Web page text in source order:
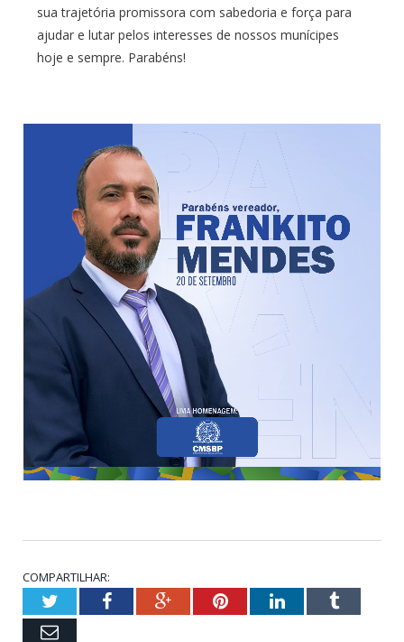
sua trajetória promissora com sabedoria e força para
ajudar e lutar pelos interesses de nossos munícipes
hoje e sempre. Parabéns!
COMPARTILHAR:
TwitterFacebookGoogle+PinterestLinkedInTumblr
Email